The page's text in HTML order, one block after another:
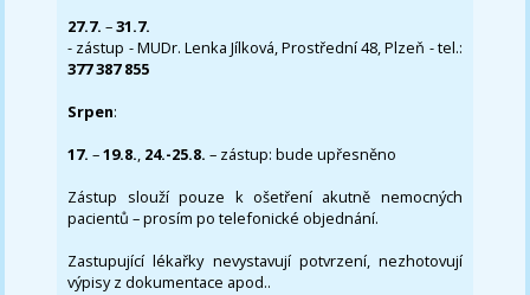
27.7.–31.7.
- zástup - MUDr. Lenka Jílková, Prostřední 48, Plzeň - tel.:
377 387 855
Srpen:
17. –19.8., 24.-25.8. – zástup: bude upřesněno
Zástup slouží pouze k ošetření akutně nemocných
pacientů – prosím po telefonické objednání.
Zastupující lékařky nevystavují potvrzení, nezhotovují
výpisy z dokumentace apod..